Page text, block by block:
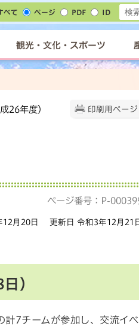
べて ページ PDF ID
観光・文化・スポーツ
印刷用ページ
26年度）
ページ番号：P-
12月20日 更新日 令和3年12月21
）
計7チームが参加し、交流イベ